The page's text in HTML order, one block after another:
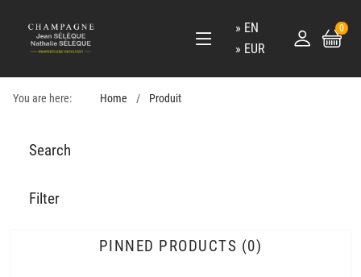
EN
EUR
0
You are here: Home Produit
Search
Filter
PINNED PRODUCTS 0